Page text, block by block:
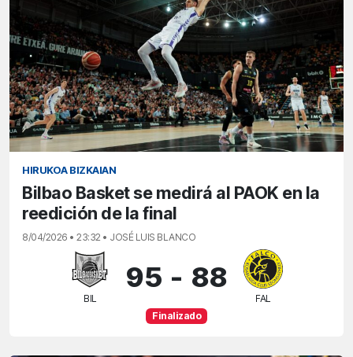
HIRUKOA BIZKAIAN
Bilbao Basket se medirá al PAOK en la
reedición de la final
8/04/2026 • 23:32 • JOSÉ LUIS BLANCO
BIL
95 - 88
FAL
Finalizado